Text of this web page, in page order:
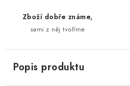
Zboží dobře známe,
sami z něj tvoříme
Popis produktu